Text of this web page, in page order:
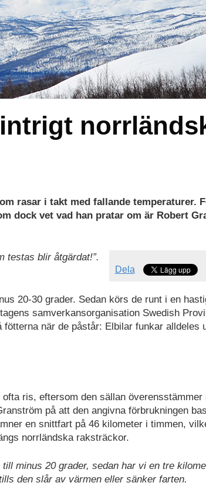
rasar i takt med fallande temperaturer.
dock vet vad han pratar om är Robert
Dela
testas blir åtgärdat!”.
20-30 grader. Sedan körs de runt i en
samverkansorganisation Swedish
när de påstår: Elbilar funkar alldeles
ris, eftersom den sällan överensstämmer
på att den angivna förbrukningen
en snittfart på 46 kilometer i timmen,
norrländska raksträckor.
minus 20 grader, sedan har vi en tre
den slår av värmen eller sänker farten.